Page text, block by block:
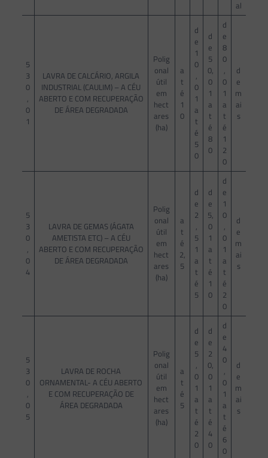
al
5
3
0
,
0
1
LAVRA DE CALCÁRIO, ARGILA
INDUSTRIAL (CAULIM) – A CÉU
ABERTO E COM RECUPERAÇÃO
DE ÁREA DEGRADADA
Polig
onal
útil
em
hect
ares
(ha)
a
t
é
1
0
d
e
1
0
,
0
1
a
t
é
5
0
d
e
5
0,
0
1
a
t
é
8
0
d
e
8
0
,
0
1
a
t
é
1
2
0
d
e
m
ai
s
5
3
0
,
0
4
LAVRA DE GEMAS (ÁGATA
AMETISTA ETC) – A CÉU
ABERTO E COM RECUPERAÇÃO
DE ÁREA DEGRADADA
Polig
onal
útil
em
hect
ares
(ha)
a
t
é
2,
5
d
e
2
,
5
1
a
t
é
5
d
e
5,
0
1
a
t
é
1
0
d
e
1
0
,
0
1
a
t
é
2
0
d
e
m
ai
s
5
3
0
,
0
5
LAVRA DE ROCHA
ORNAMENTAL- A CÉU ABERTO
E COM RECUPERAÇÃO DE
ÁREA DEGRADADA
Polig
onal
útil
em
hect
ares
(ha)
a
t
é
5
d
e
5
,
0
1
a
t
é
2
0
d
e
2
0,
0
1
a
t
é
4
0
d
e
4
0
,
0
1
a
t
é
6
0
d
e
m
ai
s